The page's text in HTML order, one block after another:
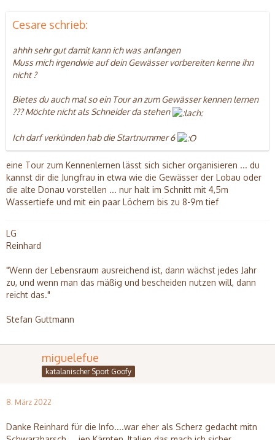
Cesare schrieb:
ahhh sehr gut damit kann ich was anfangen
Muss mich irgendwie auf dein Gewässer vorbereiten kenne ihn
nicht ?
Bietes du auch mal so ein Tour an zum Gewässer kennen lernen
??? Möchte nicht als Schneider da stehen
Ich darf verkünden hab die Startnummer 6
eine Tour zum Kennenlernen lässt sich sicher organisieren ... du
kannst dir die Jungfrau in etwa wie die Gewässer der Lobau oder
die alte Donau vorstellen ... nur halt im Schnitt mit 4,5m
Wassertiefe und mit ein paar Löchern bis zu 8-9m tief
LG
Reinhard
"Wenn der Lebensraum ausreichend ist, dann wächst jedes Jahr
zu, und wenn man das mäßig und bescheiden nutzen will, dann
reicht das."
Stefan Guttmann
miguelefue
katalanischer Sport Goofy
8. März 2022
Danke Reinhard für die Info....war eher als Scherz gedacht mitn